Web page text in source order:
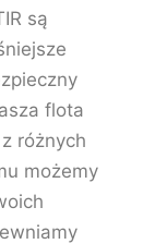
są
flota
różnych
możemy